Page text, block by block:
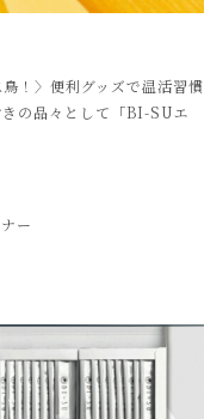
！〉便利グッズで温活習慣
の品々として「BI-SUエ
ー